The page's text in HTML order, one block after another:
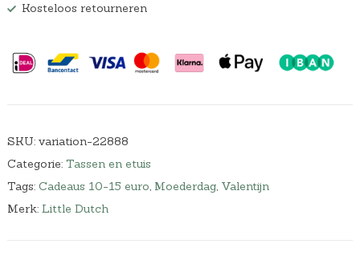
Kosteloos retourneren
SKU: variation-22888
Categorie: Tassen en etuis
Tags: Cadeaus 10-15 euro, Moederdag, Valentijn
Merk: Little Dutch